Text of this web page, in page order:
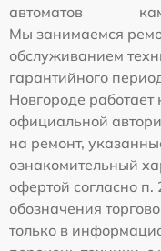
автоматов
Мы занимаемся
обслуживанием
гарантийного
Новгороде
официальной
на ремонт,
ознакомительный
офертой согласно
обозначения
только в